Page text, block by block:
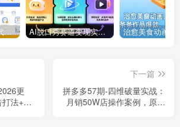
无货源电商：一件代发，日挣300+（内附详细实操教程） AI脱口秀赛道变现实战：豆包+即梦+剪映三个工具，把高互动内容做成批量复制流水线
更
法+大
下一篇
拼多多57期-四维破量实战：
月销50W店操作案例，原价